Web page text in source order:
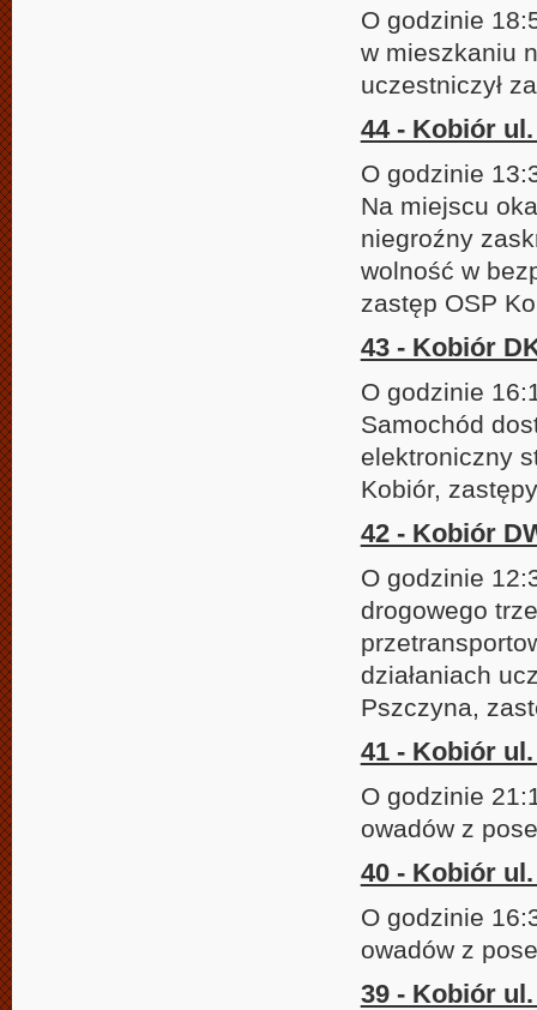
O godzinie
w mieszkaniu
uczestniczył
44 - Kobiór
O godzinie
Na miejscu
niegroźny
wolność w
zastęp OSP
43 - Kobiór
O godzinie
Samochód
elektroniczny
Kobiór,
42 - Kobiór
O godzinie
drogowego
działaniach
Pszczyna,
41 - Kobiór
O godzinie
owadów z
40 - Kobiór
O godzinie
owadów z
39 - Kobiór